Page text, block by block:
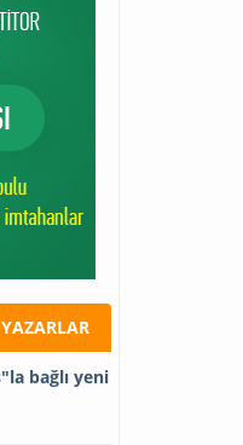
YAZARLAR
bağlı yeni